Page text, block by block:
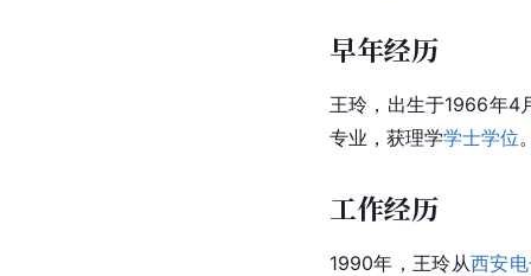
早年经历
王玲，出生于1966年4
专业，获理学学士学位
工作经历
1990年，王玲从西安